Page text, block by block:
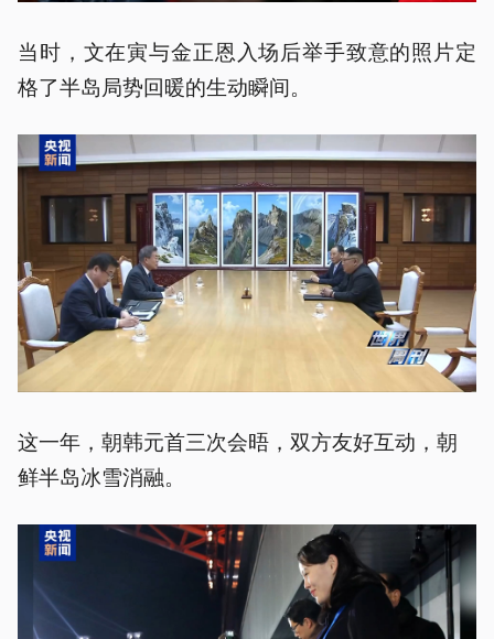
当时，文在寅与金正恩入场后举手致意的照片定
格了半岛局势回暖的生动瞬间。
这一年，朝韩元首三次会晤，双方友好互动，朝
鲜半岛冰雪消融。